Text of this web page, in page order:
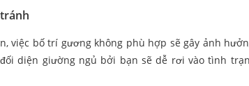
việc bố trí gương không phù hợp sẽ gây ảnh
diện giường ngủ bởi bạn sẽ dễ rơi vào tình